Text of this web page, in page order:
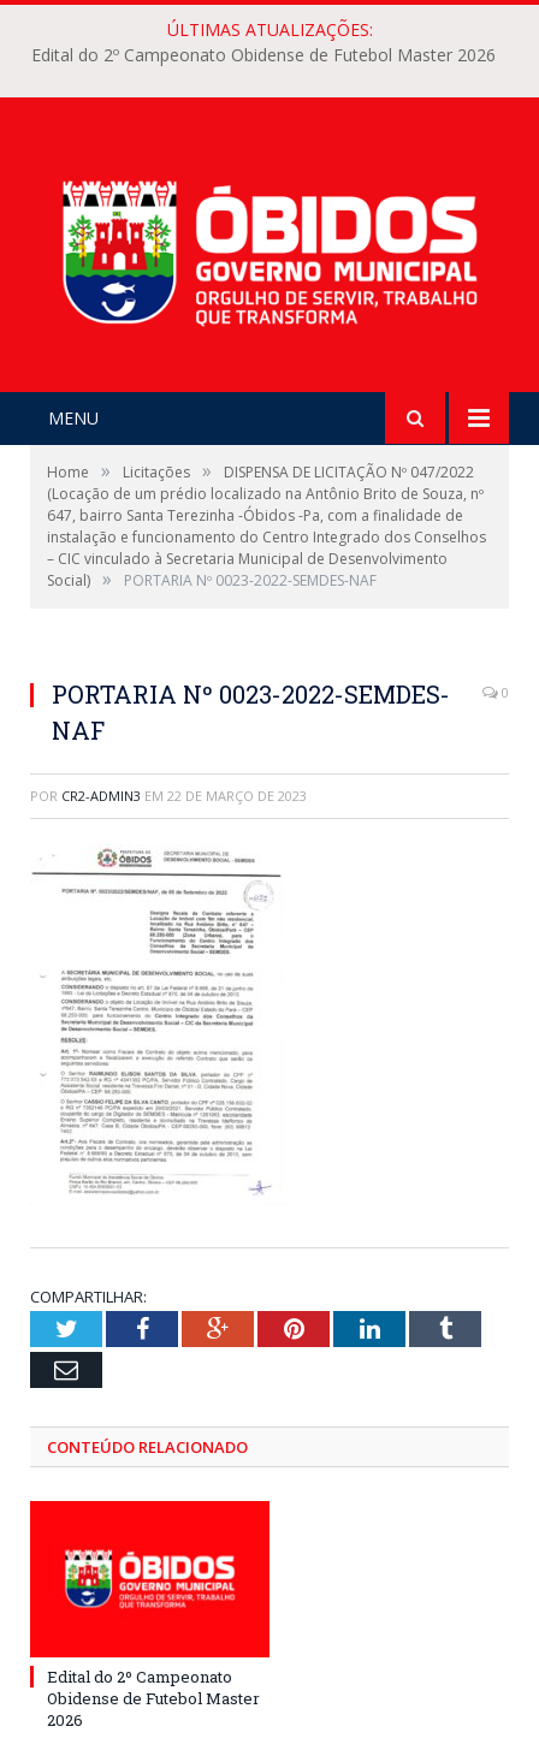
ÚLTIMAS ATUALIZAÇÕES:
Edital do 2º Campeonato Obidense de Futebol Master 2026
MENU
Home » Licitações »
DISPENSA DE LICITAÇÃO Nº 047/2022
(Locação de um prédio localizado na Antônio Brito de Souza, nº
647, bairro Santa Terezinha -Óbidos -Pa, com a finalidade de
instalação e funcionamento do Centro Integrado dos Conselhos
– CIC vinculado à Secretaria Municipal de Desenvolvimento
Social) » PORTARIA Nº 0023-2022-SEMDES-NAF
PORTARIA Nº 0023-2022-SEMDES-
NAF
0
POR CR2-ADMIN3 EM 22 DE MARÇO DE 2023
COMPARTILHAR:
TwitterFacebookGoogle+PinterestLinkedInTumblr
Email
CONTEÚDO RELACIONADO
Edital do 2º Campeonato
Obidense de Futebol Master
2026